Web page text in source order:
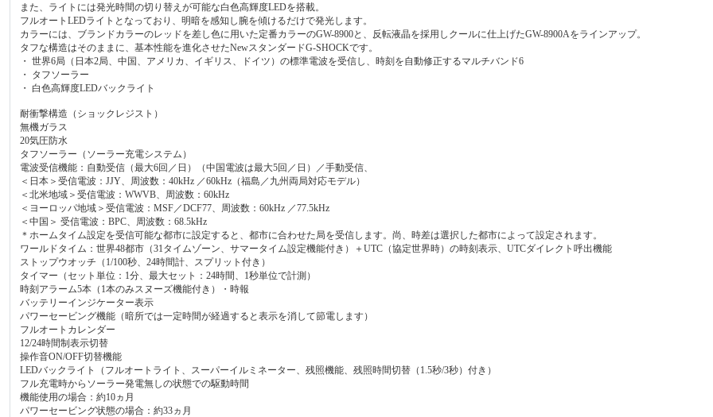
また、ライトには発光時間の切り替えが可能な白色高輝度LEDを搭載。
フルオートLEDライトとなっており、明暗を感知し腕を傾けるだけで発光します。
カラーには、ブランドカラーのレッドを差し色に用いた定番カラーのGW-8900と、反転液晶を採用しクールに仕上げたGW-8900Aをラインアップ。
タフな構造はそのままに、基本性能を進化させたNewスタンダードG-SHOCKです。
・ 世界6局（日本2局、中国、アメリカ、イギリス、ドイツ）の標準電波を受信し、時刻を自動修正するマルチバンド6
・ タフソーラー
・ 白色高輝度LEDバックライト
耐衝撃構造（ショックレジスト）
無機ガラス
20気圧防水
タフソーラー（ソーラー充電システム）
電波受信機能：自動受信（最大6回／日）（中国電波は最大5回／日）／手動受信、
＜日本＞受信電波：JJY、周波数：40kHz ／60kHz（福島／九州両局対応モデル）
＜北米地域＞受信電波：WWVB、周波数：60kHz
＜ヨーロッパ地域＞受信電波：MSF／DCF77、周波数：60kHz ／77.5kHz
＜中国＞ 受信電波：BPC、周波数：68.5kHz
＊ホームタイム設定を受信可能な都市に設定すると、都市に合わせた局を受信します。尚、時差は選択した都市によって設定されます。
ワールドタイム：世界48都市（31タイムゾーン、サマータイム設定機能付き）＋UTC（協定世界時）の時刻表示、UTCダイレクト呼出機能
ストップウオッチ（1/100秒、24時間計、スプリット付き）
タイマー（セット単位：1分、最大セット：24時間、1秒単位で計測）
時刻アラーム5本（1本のみスヌーズ機能付き）・時報
バッテリーインジケーター表示
パワーセービング機能（暗所では一定時間が経過すると表示を消して節電します）
フルオートカレンダー
12/24時間制表示切替
操作音ON/OFF切替機能
LEDバックライト（フルオートライト、スーパーイルミネーター、残照機能、残照時間切替（1.5秒/3秒）付き）
フル充電時からソーラー発電無しの状態での駆動時間
機能使用の場合：約10ヵ月
パワーセービング状態の場合：約33ヵ月